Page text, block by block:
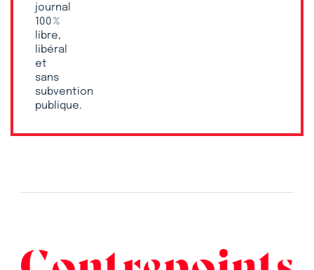
journal
100 %
libre,
libéral
et
sans
subvention
publique.